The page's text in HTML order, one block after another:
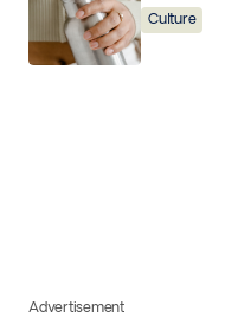
Culture
Advertisement